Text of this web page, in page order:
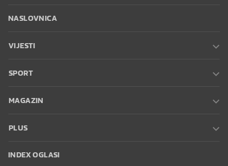
NASLOVNICA
VIJESTI
SPORT
MAGAZIN
PLUS
INDEX OGLASI